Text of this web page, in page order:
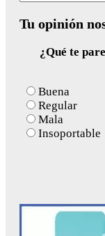
Tu opinión
¿Qué te
Buena
Regular
Mala
Insoportable